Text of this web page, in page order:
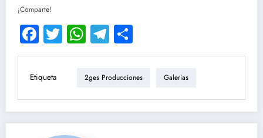
¡Comparte!
Facebook
TwitterWhatsApp
Telegram
Etiqueta 2ges Producciones Galerias